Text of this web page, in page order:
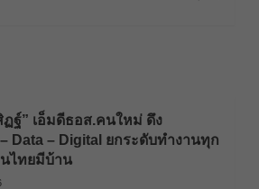
ฐ์” เอ็มดีธอส.คนใหม่ ดึง
Data – Digital ยกระดับทำงานทุก
ไทยมีบ้าน